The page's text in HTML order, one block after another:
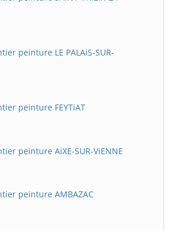
peinture LE PALAiS-SUR-
peinture FEYTiAT
peinture AiXE-SUR-ViENNE
peinture AMBAZAC